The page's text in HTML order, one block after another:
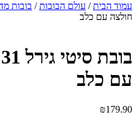
הבית/עולם הבובות/בובות
עם כלב
כלב
₪